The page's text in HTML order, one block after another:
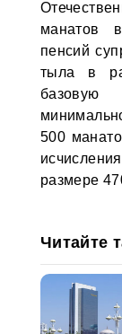
манатов
пенсий
тыла в
базовую
500
размере
Читайте